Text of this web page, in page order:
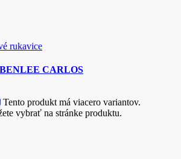
rukavice
CARLOS
Tento produkt má viacero variantov.
vybrať na stránke produktu.